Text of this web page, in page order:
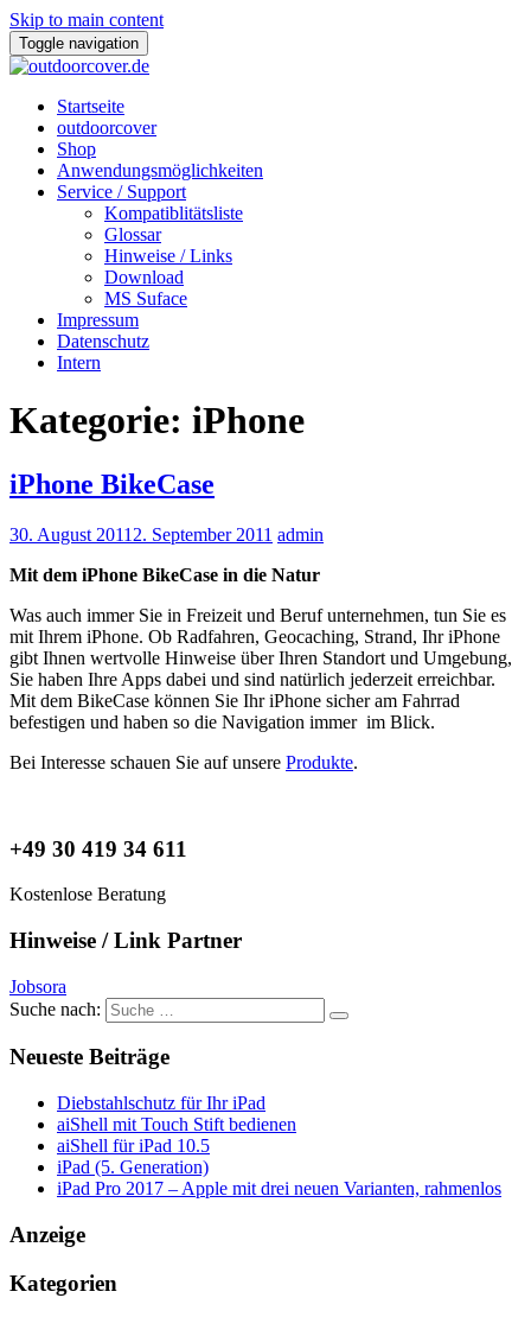
Skip to main content
Toggle navigation
Startseite
outdoorcover
Shop
Anwendungsmöglichkeiten
Service / Support
Kompatiblitätsliste
Glossar
Hinweise / Links
Download
MS Suface
Impressum
Datenschutz
Intern
Kategorie: iPhone
iPhone BikeCase
30. August 2011 2. September 2011 admin
Mit dem iPhone BikeCase in die Natur
Was auch immer Sie in Freizeit und Beruf unternehmen, tun Sie es
mit Ihrem iPhone. Ob Radfahren, Geocaching, Strand, Ihr iPhone
gibt Ihnen wertvolle Hinweise über Ihren Standort und Umgebung,
Sie haben Ihre Apps dabei und sind natürlich jederzeit erreichbar.
Mit dem BikeCase können Sie Ihr iPhone sicher am Fahrrad
befestigen und haben so die Navigation immer im Blick.
Bei Interesse schauen Sie auf unsere Produkte.
+49 30 419 34 611
Kostenlose Beratung
Hinweise / Link Partner
Jobsora
Suche nach:
Neueste Beiträge
Diebstahlschutz für Ihr iPad
aiShell mit Touch Stift bedienen
aiShell für iPad 10.5
iPad (5. Generation)
iPad Pro 2017 – Apple mit drei neuen Varianten, rahmenlos
Anzeige
Kategorien